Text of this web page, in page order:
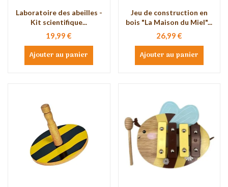
Laboratoire des abeilles -
Kit scientifique...
19,99 €
Ajouter au panier
Jeu de construction en
bois "La Maison du Miel"...
26,99 €
Ajouter au panier